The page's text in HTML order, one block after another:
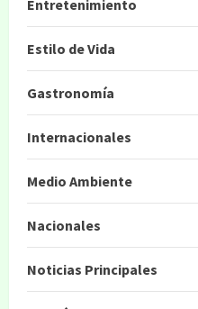
Entretenimiento
Estilo de Vida
Gastronomía
Internacionales
Medio Ambiente
Nacionales
Noticias Principales